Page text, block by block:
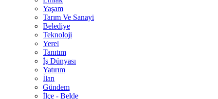
Yaşam
Tarım Ve Sanayi
Belediye
Teknoloji
Yerel
Tanıtım
İş Dünyası
Yatırım
İlan
Gündem
İlçe - Belde